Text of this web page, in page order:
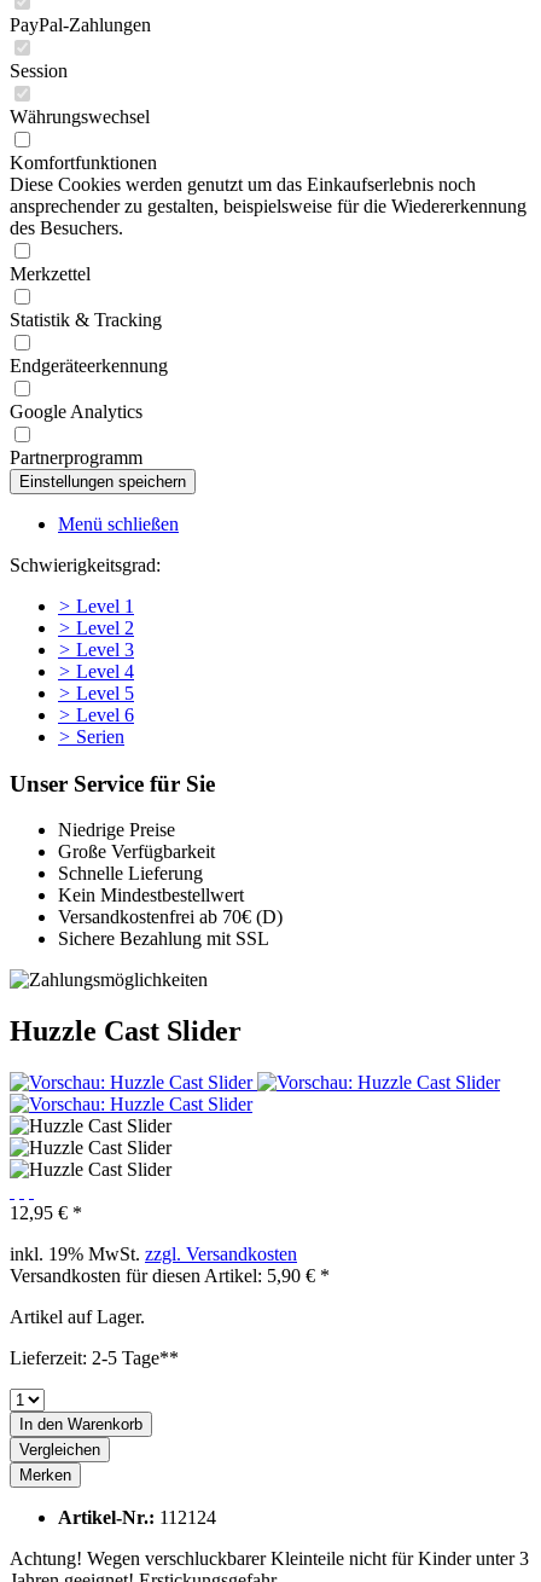
PayPal-Zahlungen
Session
Währungswechsel
Komfortfunktionen
Diese Cookies werden genutzt um das Einkaufserlebnis noch
ansprechender zu gestalten, beispielsweise für die Wiedererkennung
des Besuchers.
Merkzettel
Statistik & Tracking
Endgeräteerkennung
Google Analytics
Partnerprogramm
Menü schließen
Schwierigkeitsgrad:
> Level 1
> Level 2
> Level 3
> Level 4
> Level 5
> Level 6
> Serien
Unser Service für Sie
Niedrige Preise
Große Verfügbarkeit
Schnelle Lieferung
Kein Mindestbestellwert
Versandkostenfrei ab 70€ (D)
Sichere Bezahlung mit SSL
Huzzle Cast Slider
12,95 € *
inkl. 19% MwSt. zzgl. Versandkosten
Versandkosten für diesen Artikel: 5,90 € *
Artikel auf Lager.
Lieferzeit: 2-5 Tage**
In den Warenkorb
Vergleichen
Merken
Artikel-Nr.: 112124
Achtung! Wegen verschluckbarer Kleinteile nicht für Kinder unter 3